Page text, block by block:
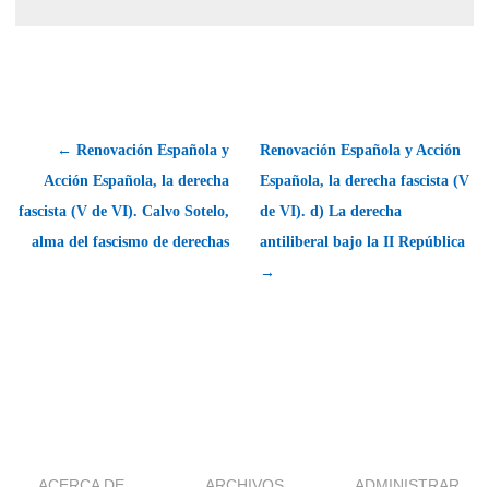
← Renovación Española y
Acción Española, la derecha
fascista (V de VI). Calvo Sotelo,
alma del fascismo de derechas
Renovación Española y Acción
Española, la derecha fascista (V
de VI). d) La derecha
antiliberal bajo la II República
→